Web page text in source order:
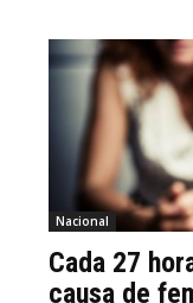
Nacional
Cada 27
causa de